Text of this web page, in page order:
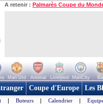
A retenir : Palmarès Coupe du
Man Utd Arsenal Liverpool ManCity
Coupe d'Europe Les
| Buteurs | Calendrier |